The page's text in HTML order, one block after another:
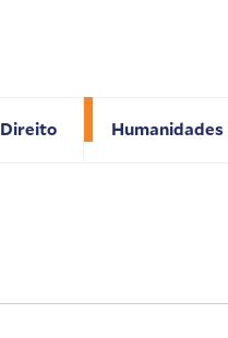
Direito Humanidades